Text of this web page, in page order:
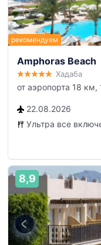
Amphoras Beach
Хадаба
от аэропорта 18
22.08.2026
Ультра все
8,9